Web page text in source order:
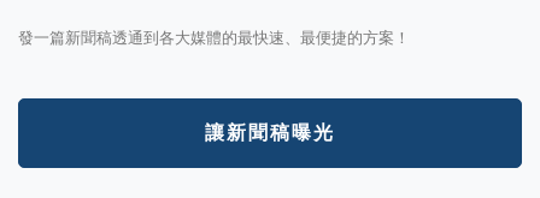
發一篇新聞稿透通到各大媒體的最快速、最便捷的方案！
讓新聞稿曝光